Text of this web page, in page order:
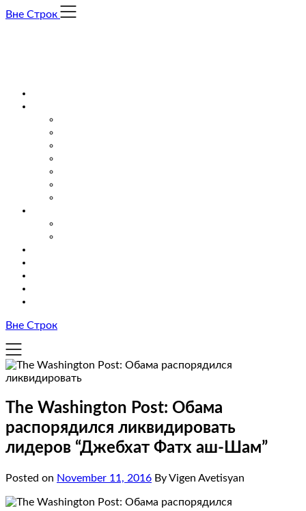
Skip
Вне Строк
Вне Строк
The Washington Post: Обама
распорядился ликвидировать
лидеров “Джебхат Фатх аш-Шам”
Posted on November 11, 2016 By Vigen Avetisyan